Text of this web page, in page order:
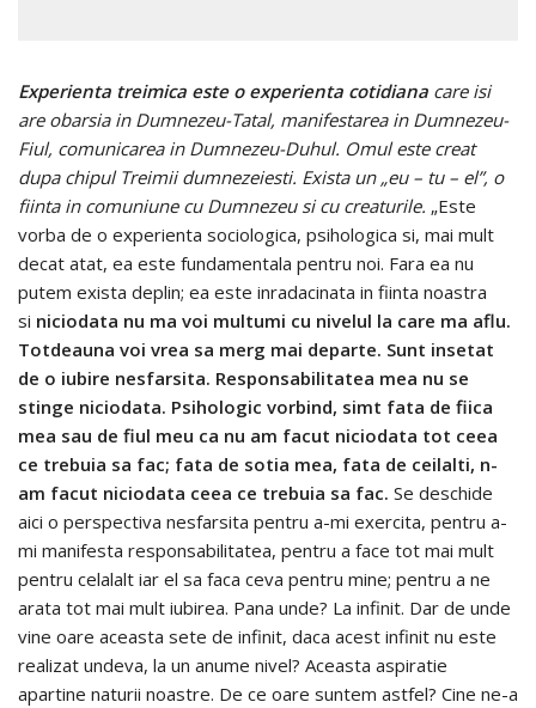
Experienta treimica este o experienta cotidiana care isi
are obarsia in Dumnezeu-Tatal, manifestarea in Dumnezeu-
Fiul, comunicarea in Dumnezeu-Duhul. Omul este creat
dupa chipul Treimii dumnezeiesti. Exista un „eu – tu – el”, o
fiinta in comuniune cu Dumnezeu si cu creaturile. „Este
vorba de o experienta sociologica, psihologica si, mai mult
decat atat, ea este fundamentala pentru noi. Fara ea nu
putem exista deplin; ea este inradacinata in fiinta noastra
si niciodata nu ma voi multumi cu nivelul la care ma aflu.
Totdeauna voi vrea sa merg mai departe. Sunt insetat
de o iubire nesfarsita. Responsabilitatea mea nu se
stinge niciodata. Psihologic vorbind, simt fata de fiica
mea sau de fiul meu ca nu am facut niciodata tot ceea
ce trebuia sa fac; fata de sotia mea, fata de ceilalti, n-
am facut niciodata ceea ce trebuia sa fac. Se deschide
aici o perspectiva nesfarsita pentru a-mi exercita, pentru a-
mi manifesta responsabilitatea, pentru a face tot mai mult
pentru celalalt iar el sa faca ceva pentru mine; pentru a ne
arata tot mai mult iubirea. Pana unde? La infinit. Dar de unde
vine oare aceasta sete de infinit, daca acest infinit nu este
realizat undeva, la un anume nivel? Aceasta aspiratie
apartine naturii noastre. De ce oare suntem astfel? Cine ne-a